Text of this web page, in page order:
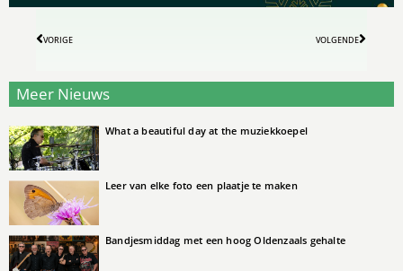
VORIGE VOLGENDE
Meer Nieuws
What a beautiful day at the muziekkoepel
Leer van elke foto een plaatje te maken
Bandjesmiddag met een hoog Oldenzaals gehalte